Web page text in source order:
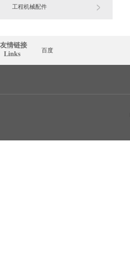
工程机械配件
友情链接
  Links
百度